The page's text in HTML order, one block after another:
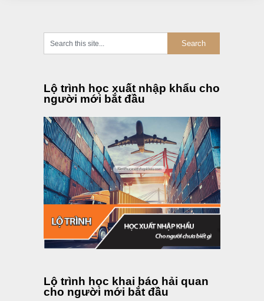
Lộ trình học xuất nhập khẩu cho
người mới bắt đầu
Lộ trình học khai báo hải quan
cho người mới bắt đầu